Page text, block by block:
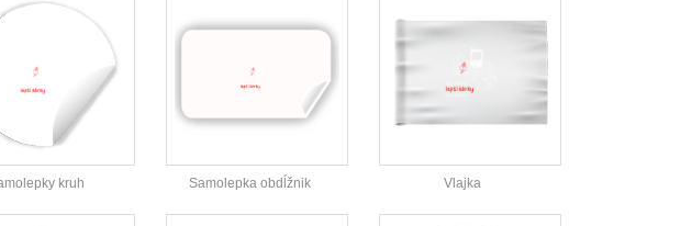
kruh Samolepka obdĺžnik Vlajka